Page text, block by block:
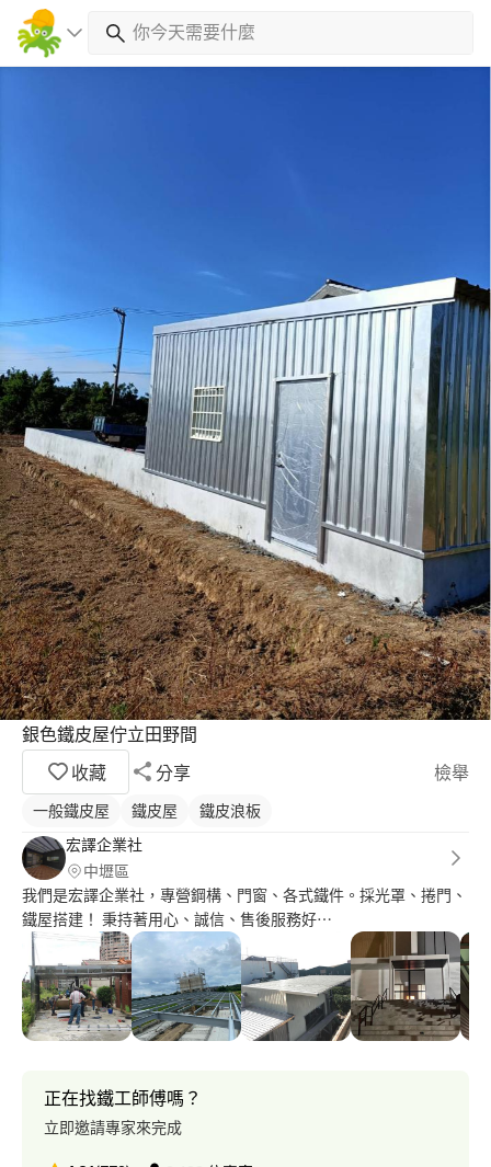
銀色鐵皮屋佇立田野間
收藏
分享 檢舉
一般鐵皮屋 鐵皮屋
鐵皮浪板
宏譯企業社
中壢區
我們是宏譯企業社，專營鋼構、門窗、各式鐵件。採光罩、捲門、
鐵屋搭建！ 秉持著用心、誠信、售後服務好⋯
正在找鐵工師傅嗎？
立即邀請專家來完成